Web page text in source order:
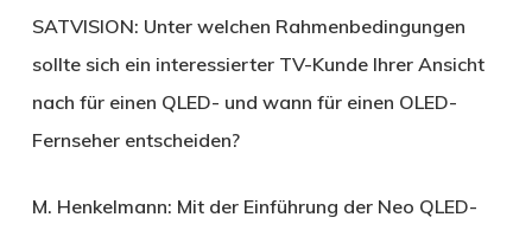
SATVISION: Unter welchen Rahmenbedingungen
sollte sich ein interessierter TV-Kunde Ihrer Ansicht
nach für einen QLED- und wann für einen OLED-
Fernseher entscheiden?
M. Henkelmann: Mit der Einführung der Neo QLED-